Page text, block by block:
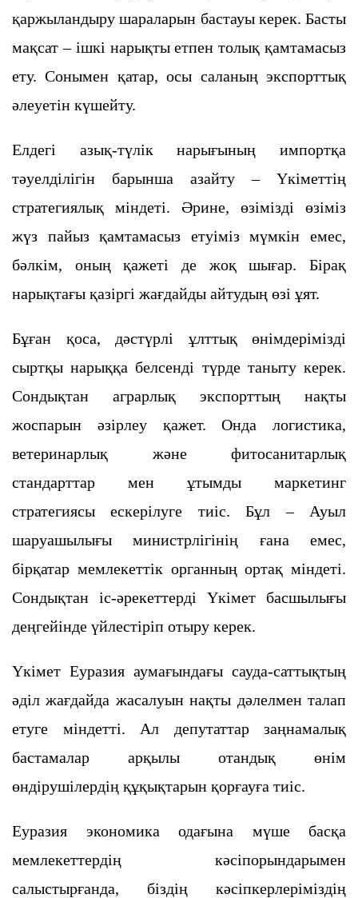
қаржыландыру шараларын бастауы керек. Басты
мақсат – ішкі нарықты етпен толық қамтамасыз
ету. Сонымен қатар, осы саланың экспорттық
әлеуетін күшейту.
Елдегі азық-түлік нарығының импортқа
тәуелділігін барынша азайту – Үкіметтің
стратегиялық міндеті. Әрине, өзімізді өзіміз
жүз пайыз қамтамасыз етуіміз мүмкін емес,
бәлкім, оның қажеті де жоқ шығар. Бірақ
нарықтағы қазіргі жағдайды айтудың өзі ұят.
Бұған қоса, дәстүрлі ұлттық өнімдерімізді
сыртқы нарыққа белсенді түрде таныту керек.
Сондықтан аграрлық экспорттың нақты
жоспарын әзірлеу қажет. Онда логистика,
ветеринарлық және фитосанитарлық
стандарттар мен ұтымды маркетинг
стратегиясы ескерілуге тиіс. Бұл – Ауыл
шаруашылығы министрлігінің ғана емес,
бірқатар мемлекеттік органның ортақ міндеті.
Сондықтан іс-әрекеттерді Үкімет басшылығы
деңгейінде үйлестіріп отыру керек.
Үкімет Еуразия аумағындағы сауда-саттықтың
әділ жағдайда жасалуын нақты дәлелмен талап
етуге міндетті. Ал депутаттар заңнамалық
бастамалар арқылы отандық өнім
өндірушілердің құқықтарын қорғауға тиіс.
Еуразия экономика одағына мүше басқа
мемлекеттердің кәсіпорындарымен
салыстырғанда, біздің кәсіпкерлеріміздің